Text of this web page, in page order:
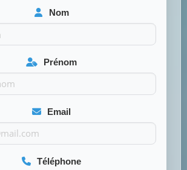
Nom
Prénom
Email
Téléphone